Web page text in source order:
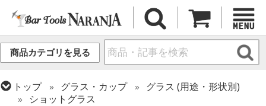
商品カテゴリを見る
トップ グラス・カップ
グラス (用途・形状別)
ショットグラス